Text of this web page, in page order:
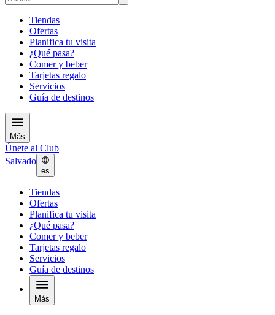
Tiendas
Ofertas
Planifica tu visita
¿Qué pasa?
Comer y beber
Tarjetas regalo
Servicios
Guía de destinos
Más
Únete al Club
Salvado
es
Tiendas
Ofertas
Planifica tu visita
¿Qué pasa?
Comer y beber
Tarjetas regalo
Servicios
Guía de destinos
Más